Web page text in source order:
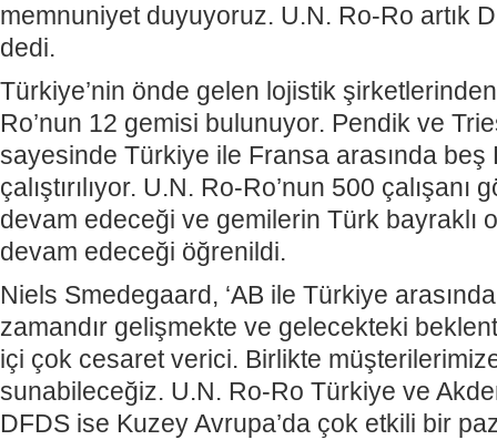
memnuniyet duyuyoruz. U.N. Ro-Ro artık
dedi.
Türkiye’nin önde gelen lojistik
Ro’nun 12 gemisi bulunuyor. Pendik ve
sayesinde Türkiye ile Fransa arasında beş
çalıştırılıyor. U.N. Ro-Ro’nun 500
devam edeceği ve gemilerin Türk bayraklı
devam edeceği öğrenildi.
Niels Smedegaard, ‘AB ile Türkiye
zamandır gelişmekte ve gelecekteki
içi çok cesaret verici. Birlikte
sunabileceğiz. U.N. Ro-Ro Türkiye ve
DFDS ise Kuzey Avrupa’da çok etkili bir